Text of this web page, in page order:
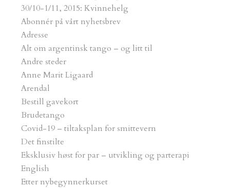
Bloggen
Oppvisninger
Teambuilding
Om TangoTango
Biografi
30/10-1/11, 2015: Kvinnehelg
Abonnér på vårt nyhetsbrev
Adresse
Alt om argentinsk tango – og litt til
Andre steder
Anne Marit Ligaard
Arendal
Bestill gavekort
Brudetango
Covid-19 – tiltaksplan for smittevern
Det finstilte
Eksklusiv høst for par – utvikling og parterapi
English
Etter nybegynnerkurset